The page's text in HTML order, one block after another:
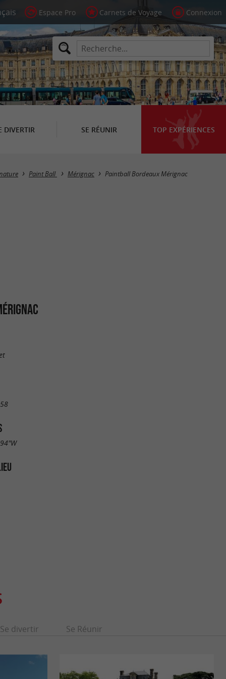
Espace Pro Carnets de Voyage Connexion
DIVERTIR SE RÉUNIR TOP EXPÉRIENCES
Paint Ball Mérignac Paintball Bordeaux Mérignac
Se divertir Se Réunir